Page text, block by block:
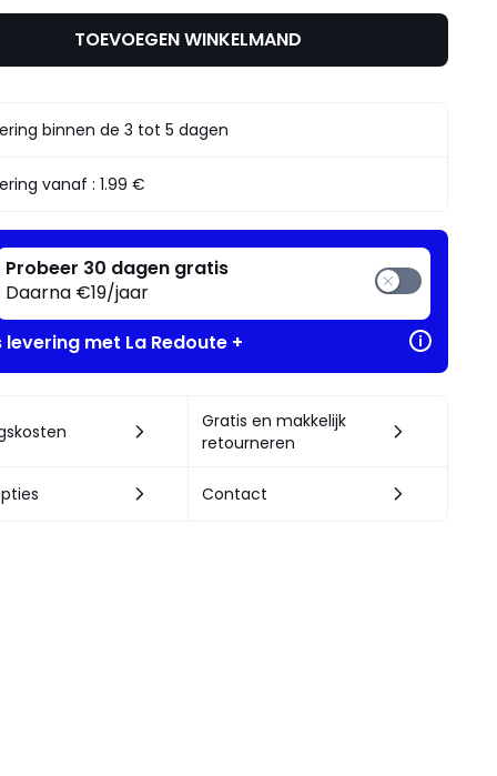
naar
ervan
TOEVOEGEN WINKELMAND
binnen de 3 tot 5 dagen
vanaf :1.99 €
Probeer 30 dagen gratis
Daarna €19/jaar
levering met La Redoute +
Gratis en makkelijk
retourneren
Contact